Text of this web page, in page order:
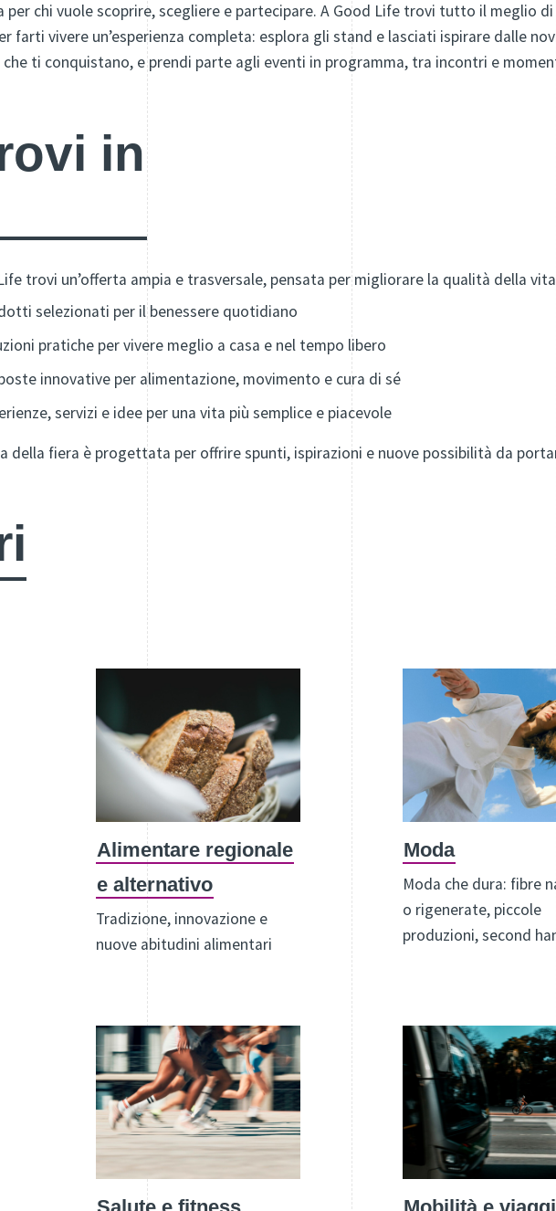
per chi vuole scoprire, scegliere e partecipare. A Good Life trovi tutto il meglio
farti vivere un’esperienza completa: esplora gli stand e lasciati ispirare dalle
ti conquistano, e prendi parte agli eventi in programma, tra incontri e
in
trovi un’offerta ampia e trasversale, pensata per migliorare la qualità della
selezionati per il benessere quotidiano
pratiche per vivere meglio a casa e nel tempo libero
innovative per alimentazione, movimento e cura di sé
servizi e idee per una vita più semplice e piacevole
della fiera è progettata per offrire spunti, ispirazioni e nuove possibilità da
Alimentare regionale
e alternativo
Tradizione, innovazione e
nuove abitudini alimentari
Moda
Moda che dura: fibre
o rigenerate, piccole
produzioni, second
Salute e fitness Mobilità e viaggi